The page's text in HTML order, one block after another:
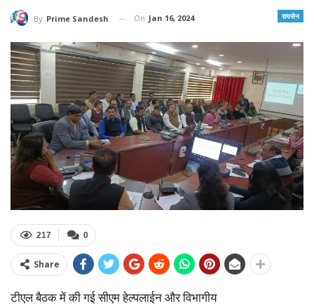
रायसेन
By Prime Sandesh On Jan 16, 2024
0
217
Share
टीएल बैठक में की गई सीएम हेल्पलाईन और विभागीय